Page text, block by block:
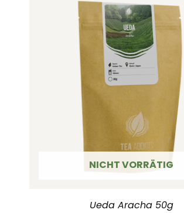
NICHT VORRÄTIG
Ueda Aracha 50g